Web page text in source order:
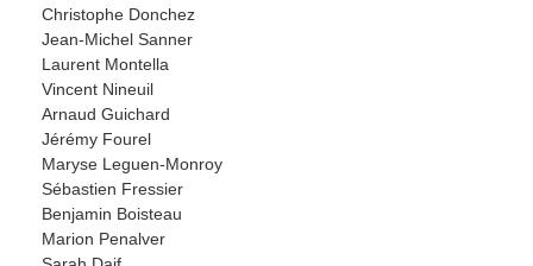
Christophe Donchez
Jean-Michel Sanner
Laurent Montella
Vincent Nineuil
Arnaud Guichard
Jérémy Fourel
Maryse Leguen-Monroy
Sébastien Fressier
Benjamin Boisteau
Marion Penalver